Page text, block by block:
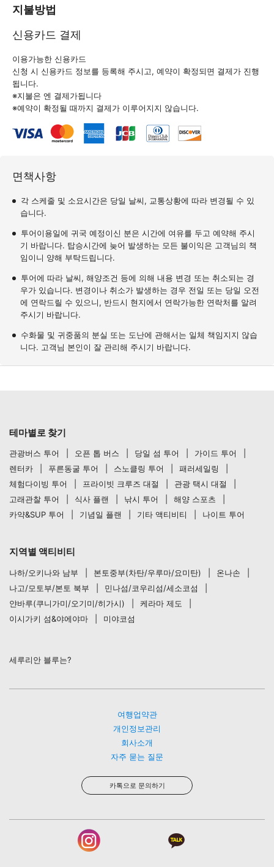
지불방법
신용카드 결제
이용가능한 신용카드
신청 시 신용카드 정보를 등록해 주시고, 예약이 확정되면 결제가 진행
됩니다.
※지불은 엔 결제가됩니다
※예약이 확정될 때까지 결제가 이루어지지 않습니다.
면책사항
각 스케줄 및 소요시간은 당일 날씨, 교통상황에 따라 변경될 수 있
습니다.
투어이용일에 귀국 예정이신 분은 시간에 여유를 두고 예약해 주시
기 바랍니다. 탑승시간에 늦어 발생하는 모든 불이익은 고객님의 책
임이니 양해 부탁드립니다.
투어에 따라 날씨, 해양조건 등에 의해 내용 변경 또는 취소되는 경
우가 있습니다. 변경이나 취소가 발생하는 경우 전일 또는 당일 오전
에 연락드릴 수 있으니, 반드시 현지에서 연락가능한 연락처를 알려
주시기 바랍니다.
수화물 및 귀중품의 분실 또는 도난에 관해서는 일체 책임지지 않습
니다. 고객님 본인이 잘 관리해 주시기 바랍니다.
테마별로 찾기
관광버스 투어 오픈 톱 버스 당일 섬 투어
가이드 투어
렌터카
푸른동굴 투어 스노클링 투어
패러세일링
체험다이빙 투어
프라이빗 크루즈 대절
관광 택시 대절
고래관찰 투어
식사 플랜 낚시 투어
해양 스포츠
카약&SUP 투어
기념일 플랜 기타 액티비티 나이트 투어
지역별 액티비티
나하/오키나와 남부 본토중부(차탄/우루마/요미탄)
온나손
나고/모토부/본토 북부
민나섬/코우리섬/세소코섬
얀바루(쿠니가미/오기미/히가시)
케라마 제도
이시가키 섬&야에야마
미야코섬
세루리안 블루는?
여행업약관
개인정보관리
회사소개
자주 묻는 질문
카톡으로 문의하기